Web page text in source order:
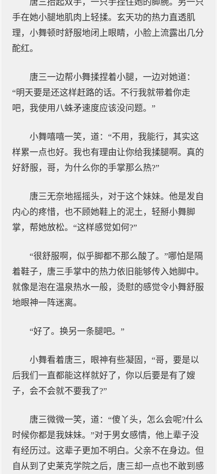
唐三抬起双手，一只手捏住她的脚腕。另一只
手在她小腿地肌肉上轻揉。玄天功的热力直透肌
理，小舞顿时舒服地闭上眼睛，小脸上流露出几分
酡红。
唐三一边帮小舞揉捏着小腿，一边对她道：
“明天要是还这样赶路的话。不行我就带着你走
吧，我使用八蛛矛速度应该没问题。”
小舞嘻嘻一笑，道：“不用，我能行，其实这
样累一点也好。我也有理由让你给我揉腿啊。真的
好舒服，哥，为什么你的手掌那么热?”
唐三无奈地摇摇头，对于这个妹妹。他是发自
内心的疼惜，也不顾她鞋上的泥土，轻掰小舞脚
掌，帮她放松。“这样感觉如何?”
“很舒服啊，似乎脚都不那么酸了。”哪怕是隔
着鞋子，唐三手掌中的热力依旧能够传入她脚中。
就像是泡在温泉热水一般，烫慰的感觉令小舞舒服
地眼神一阵迷离。
“好了。换另一条腿吧。”
小舞看着唐三，眼神有些凝固，“哥，要是以
后我们一直都能这样就好了，你以后要是有了嫂
子，会不会就不要我了?”
唐三微微一笑，道：“傻丫头，怎么会呢?什么
时候你都是我妹妹。”对于男女感情，他上辈子没
有经历过。这辈子更加不明白。父亲不在身边。但
自从到了史莱克学院之后，唐三却一点也不敢到感